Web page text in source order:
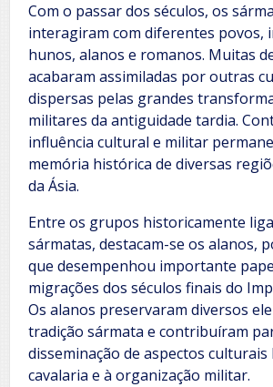
Com o passar dos séculos, os
interagiram com diferentes povos,
hunos, alanos e romanos. Muitas
acabaram assimiladas por outras
dispersas pelas grandes
militares da antiguidade tardia.
influência cultural e militar
memória histórica de diversas
da Ásia.
Entre os grupos historicamente
sármatas, destacam-se os alanos,
que desempenhou importante
migrações dos séculos finais do
Os alanos preservaram diversos
tradição sármata e contribuíram
disseminação de aspectos culturais
cavalaria e à organização militar.